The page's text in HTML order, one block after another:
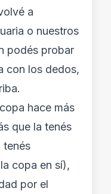
a
o nuestros
podés probar
con los dedos,
hace más
que la tenés
tenés
copa en sí),
por el